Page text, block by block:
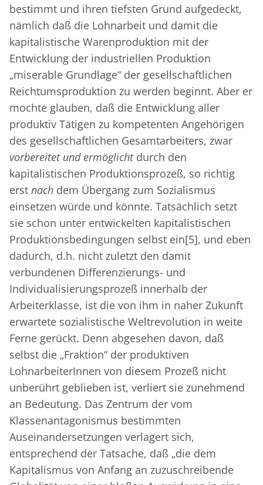
bestimmt und ihren tiefsten Grund aufgedeckt,
nämlich daß die Lohnarbeit und damit die
kapitalistische Warenproduktion mit der
Entwicklung der industriellen Produktion
„miserable Grundlage“ der gesellschaftlichen
Reichtumsproduktion zu werden beginnt. Aber er
mochte glauben, daß die Entwicklung aller
produktiv Tätigen zu kompetenten Angehörigen
des gesellschaftlichen Gesamtarbeiters, zwar
vorbereitet und ermöglichtdurch den
kapitalistischen Produktionsprozeß, so richtig
erst nach dem Übergang zum Sozialismus
einsetzen würde und könnte. Tatsächlich setzt
sie schon unter entwickelten kapitalistischen
Produktionsbedingungen selbst ein[5], und eben
dadurch, d.h. nicht zuletzt den damit
verbundenen Differenzierungs- und
Individualisierungsprozeß innerhalb der
Arbeiterklasse, ist die von ihm in naher Zukunft
erwartete sozialistische Weltrevolution in weite
Ferne gerückt. Denn abgesehen davon, daß
selbst die „Fraktion“ der produktiven
LohnarbeiterInnen von diesem Prozeß nicht
unberührt geblieben ist, verliert sie zunehmend
an Bedeutung. Das Zentrum der vom
Klassenantagonismus bestimmten
Auseinandersetzungen verlagert sich,
entsprechend der Tatsache, daß „die dem
Kapitalismus von Anfang an zuzuschreibende